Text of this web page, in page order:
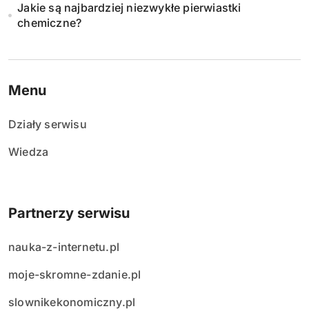
Jakie są najbardziej niezwykłe pierwiastki
chemiczne?
Menu
Działy serwisu
Wiedza
Partnerzy serwisu
nauka-z-internetu.pl
moje-skromne-zdanie.pl
slownikekonomiczny.pl